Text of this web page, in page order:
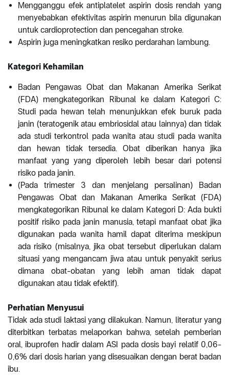
Mengganggu efek antiplatelet aspirin dosis rendah yang
menyebabkan efektivitas aspirin menurun bila digunakan
untuk cardioprotection dan pencegahan stroke.
Aspirin juga meningkatkan resiko perdarahan lambung.
Kategori Kehamilan
Badan Pengawas Obat dan Makanan Amerika Serikat
(FDA) mengkategorikan Ribunal ke dalam Kategori C:
Studi pada hewan telah menunjukkan efek buruk pada
janin (teratogenik atau embriosidal atau lainnya) dan tidak
ada studi terkontrol pada wanita atau studi pada wanita
dan hewan tidak tersedia. Obat diberikan hanya jika
manfaat yang yang diperoleh lebih besar dari potensi
risiko pada janin.
(Pada trimester 3 dan menjelang persalinan) Badan
Pengawas Obat dan Makanan Amerika Serikat (FDA)
mengkategorikan Ribunal ke dalam Kategori D: Ada bukti
positif risiko pada janin manusia, tetapi manfaat obat jika
digunakan pada wanita hamil dapat diterima meskipun
ada risiko (misalnya, jika obat tersebut diperlukan dalam
situasi yang mengancam jiwa atau untuk penyakit serius
dimana obat-obatan yang lebih aman tidak dapat
digunakan atau tidak efektif).
Perhatian Menyusui
Tidak ada studi laktasi yang dilakukan. Namun, literatur yang
diterbitkan terbatas melaporkan bahwa, setelah pemberian
oral, ibuprofen hadir dalam ASI pada dosis bayi relatif 0,06-
0,6% dari dosis harian yang disesuaikan dengan berat badan
ibu.